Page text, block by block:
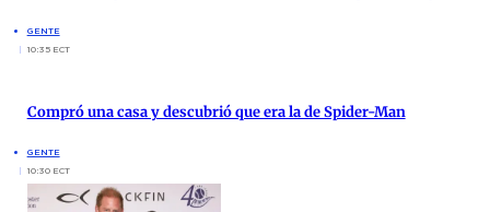
GENTE
10:35 ECT
Compró una casa y descubrió que era la de Spider-Man
GENTE
10:30 ECT